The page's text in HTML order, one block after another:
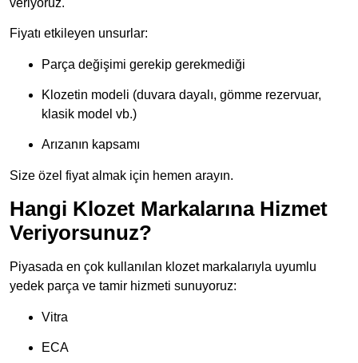
veriyoruz.
Fiyatı etkileyen unsurlar:
Parça değişimi gerekip gerekmediği
Klozetin modeli (duvara dayalı, gömme rezervuar,
klasik model vb.)
Arızanın kapsamı
Size özel fiyat almak için hemen arayın.
Hangi Klozet Markalarına Hizmet
Veriyorsunuz?
Piyasada en çok kullanılan klozet markalarıyla uyumlu
yedek parça ve tamir hizmeti sunuyoruz:
Vitra
ECA